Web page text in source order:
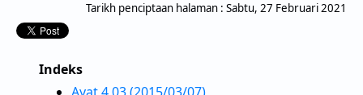
Tarikh penciptaan halaman : Sabtu, 27 Februari 2021
Indeks